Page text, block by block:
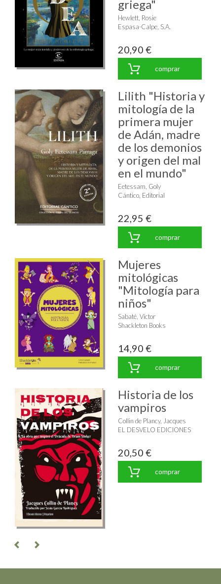
griega"
Hewlett, Rosie
Espasa-Calpe, S.A.
20,90 €
comprar
Lilith "Historia y
mitología de la
primera mujer
de Adán, madre
de los demonios
y origen del mal
en el mundo"
Eetessam, Goly
Cántico, Editorial
22,95 €
comprar
Mujeres
mitológicas
"Mitología para
niños"
Sabaté, Víctor
Shackleton Books
14,90 €
comprar
Historia de los
vampiros
Collin de Plancy, Jacques
EL DESVELO EDICIONES
20,50 €
comprar